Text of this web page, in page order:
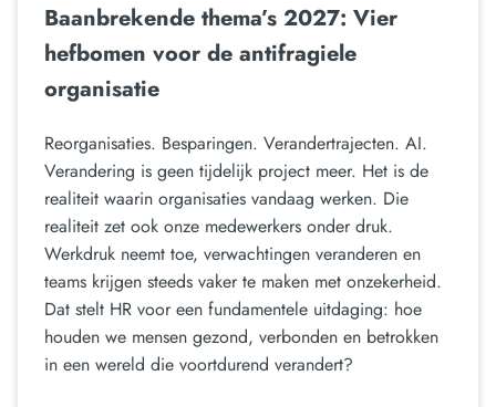
Baanbrekende thema’s 2027: Vier
hefbomen voor de antifragiele
organisatie
Reorganisaties. Besparingen. Verandertrajecten. AI.
Verandering is geen tijdelijk project meer. Het is de
realiteit waarin organisaties vandaag werken. Die
realiteit zet ook onze medewerkers onder druk.
Werkdruk neemt toe, verwachtingen veranderen en
teams krijgen steeds vaker te maken met onzekerheid.
Dat stelt HR voor een fundamentele uitdaging: hoe
houden we mensen gezond, verbonden en betrokken
in een wereld die voortdurend verandert?